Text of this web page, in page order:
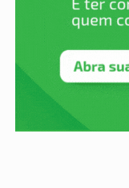
SOB INVESTIGAÇÃO:
ESQUEMA DE FRAUDES:
ASSESSOR FLAGRADO:
INFLUENCIARIA